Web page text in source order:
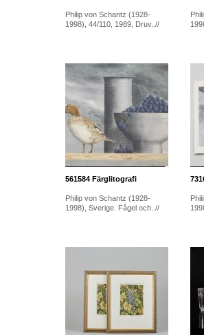
Philip von Schantz (1928-
1998), 44/110, 1989, Druv..//
561584 Färglitografi
Philip von Schantz (1928-
1998), Sverige. Fågel och..//